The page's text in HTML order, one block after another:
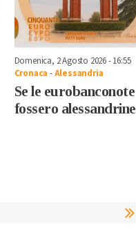
Domenica, 2 Agosto 2026 - 16:55
Cronaca -Alessandria
Se le eurobanconote
fossero alessandrine